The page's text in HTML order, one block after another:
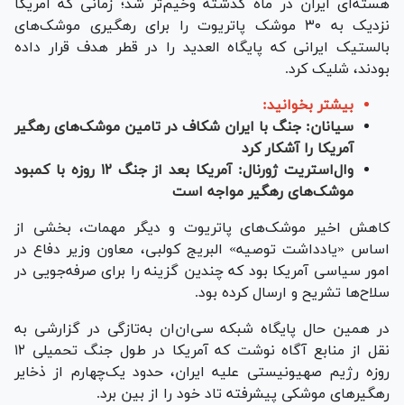
هسته‌ای ایران در ماه گذشته وخیم‌تر شد؛ زمانی که آمریکا
نزدیک به ۳۰ موشک پاتریوت را برای رهگیری موشک‌های
بالستیک ایرانی که پایگاه العدید را در قطر هدف قرار داده
بودند، شلیک کرد.
بیشتر بخوانید:
سی‎ان‎ان: جنگ با ایران شکاف در تامین موشک‌های رهگیر
آمریکا را آشکار کرد
وال‌استریت ژورنال: آمریکا بعد از جنگ ۱۲ روزه با کمبود
موشک‌های رهگیر مواجه است
کاهش اخیر موشک‌های پاتریوت و دیگر مهمات، بخشی از
اساس «یادداشت توصیه» البریج کولبی، معاون وزیر دفاع در
امور سیاسی آمریکا بود که چندین گزینه را برای صرفه‌جویی در
سلاح‌ها تشریح و ارسال کرده بود.
در همین حال پایگاه شبکه سی‌ان‌ان به‌تازگی در گزارشی به
نقل از منابع آگاه نوشت که آمریکا در طول جنگ تحمیلی ۱۲
روزه رژیم صهیونیستی علیه ایران، حدود یک‌چهارم از ذخایر
رهگیر‌های موشکی پیشرفته تاد خود را از بین برد.